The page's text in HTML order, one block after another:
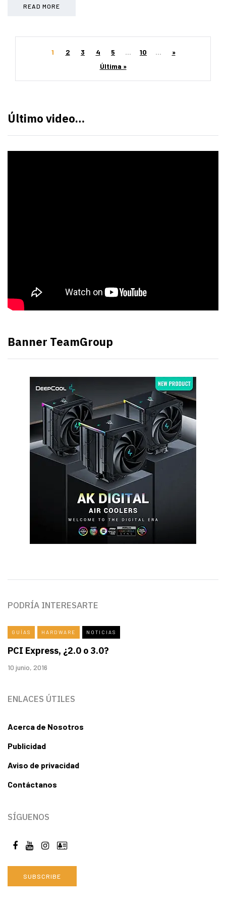
READ MORE
1 2 3 4 5 ... 10 ...
»
Última »
Último video…
Banner TeamGroup
PODRÍA INTERESARTE
GUÍAS HARDWARE NOTICIAS
PCI Express, ¿2.0 o 3.0?
10 junio, 2016
ENLACES ÚTILES
Acerca de Nosotros
Publicidad
Aviso de privacidad
Contáctanos
SÍGUENOS
SUBSCRIBE